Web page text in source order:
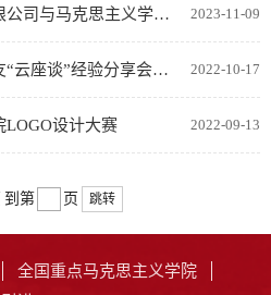
2023-11-09
厦门英诺尔电子科技股份有限公司与马克思主义学院签约共建大学生社会实践基地
2022-10-17
马克思主义学院顺利举办校友“云座谈”经验分享会活动
2022-09-13
LOGO设计大赛
到第 页 跳转
全国重点马克思主义学院